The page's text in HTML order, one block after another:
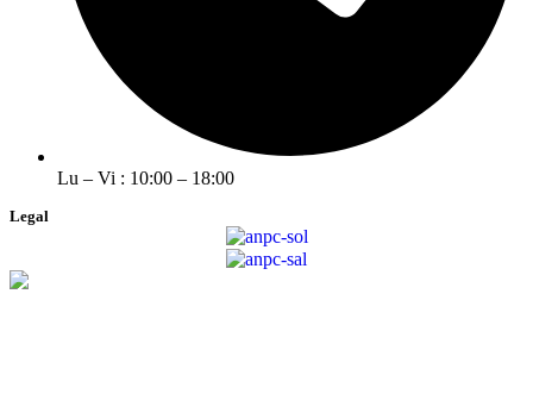
Lu – Vi : 10:00 – 18:00
Legal